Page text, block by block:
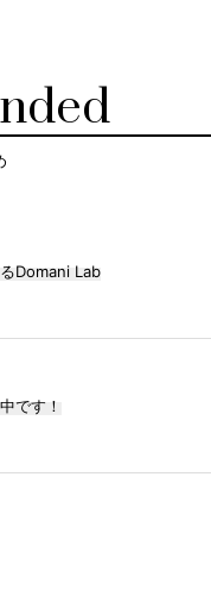
Domani Lab
です！